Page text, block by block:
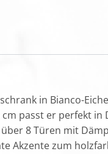
in Bianco-
passt er perfekt
8 Türen mit
Akzente zum